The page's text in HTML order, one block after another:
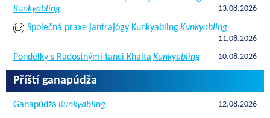
Kunkyabling
13.08.2026
Společná praxe jantrajógy KunkyablingKunkyabling
11.08.2026
Pondělky s Radostnými tanci Khaita Kunkyabling 10.08.2026
Příští ganapúdža
Ganapúdža Kunkyabling 12.08.2026